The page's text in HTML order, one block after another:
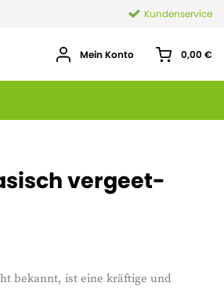
Kundenservice
Mein Konto 0,00 €
vergeet-
bekannt, ist eine kräftige und